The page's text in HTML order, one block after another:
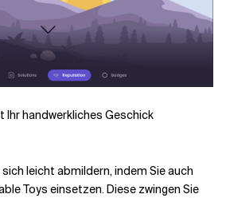
Ihr handwerkliches Geschick
leicht abmildern, indem Sie auch
Toys einsetzen. Diese zwingen Sie